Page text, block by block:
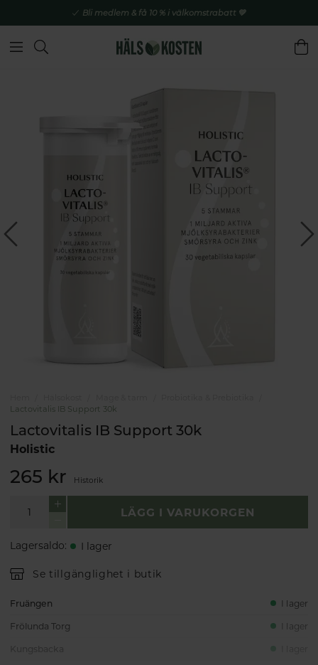
Bli medlem & få 10 % i välkomstrabatt 💚
Lactovitalis IB Support 30k
Lactovitalis IB Support 30k
Holistic
265 kr Historik
LÄGG I VARUKORGEN
Lagersaldo: I lager
Se tillgänglighet i butik
Fruängen I lager
Frölunda Torg I lager